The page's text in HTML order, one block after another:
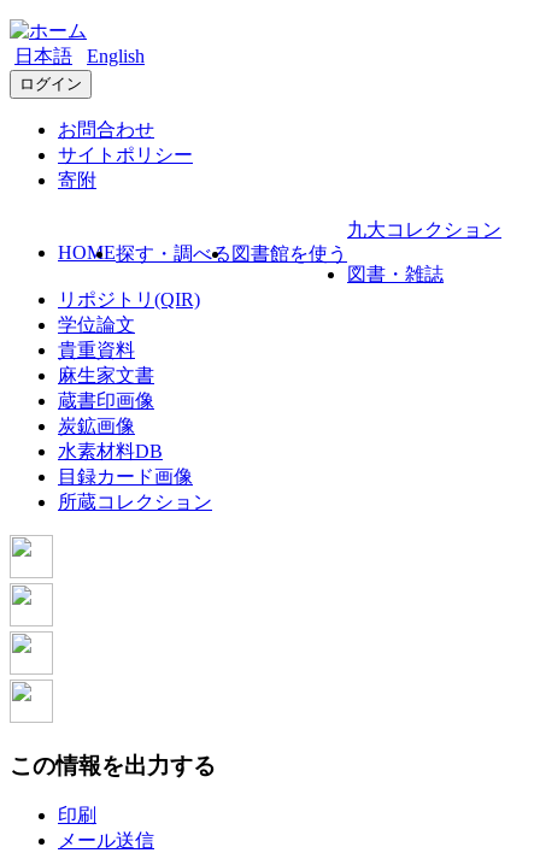
日本語 English
ログイン
お問合わせ
サイトポリシー
寄附
HOME探す・調べる 図書館を使う
九大コレクション
図書・雑誌
リポジトリ(QIR)
学位論文
貴重資料
麻生家文書
蔵書印画像
炭鉱画像
水素材料DB
目録カード画像
所蔵コレクション
この情報を出力する
印刷
メール送信